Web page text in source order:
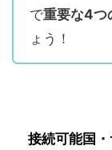
で重要な4つ
ょう！
接続可能国